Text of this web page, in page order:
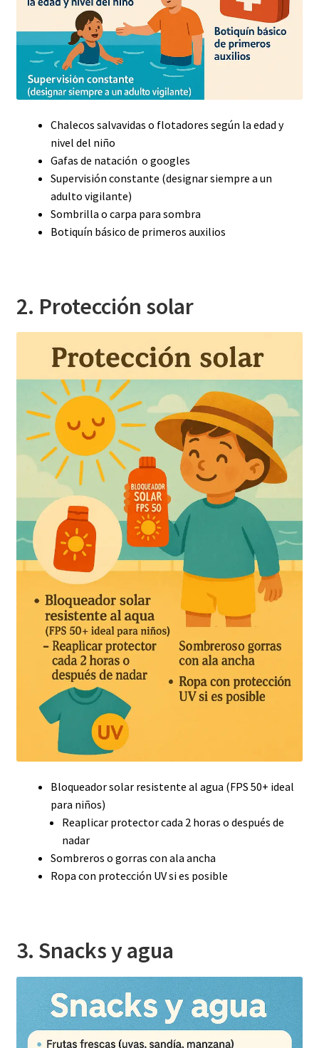
Chalecos salvavidas o flotadores según la edad y
nivel del niño
Gafas de natación o googles
Supervisión constante (designar siempre a un
adulto vigilante)
Sombrilla o carpa para sombra
Botiquín básico de primeros auxilios
2. Protección solar
Bloqueador solar resistente al agua (FPS 50+ ideal
para niños)
Reaplicar protector cada 2 horas o después de
nadar
Sombreros o gorras con ala ancha
Ropa con protección UV si es posible
3. Snacks y agua